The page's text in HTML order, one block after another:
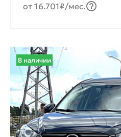
от 16.701₽/мес.
В наличии